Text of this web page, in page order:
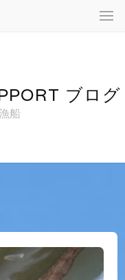
ブログ
船